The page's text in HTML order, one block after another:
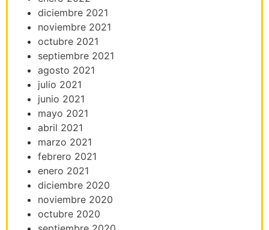
diciembre 2021
noviembre 2021
octubre 2021
septiembre 2021
agosto 2021
julio 2021
junio 2021
mayo 2021
abril 2021
marzo 2021
febrero 2021
enero 2021
diciembre 2020
noviembre 2020
octubre 2020